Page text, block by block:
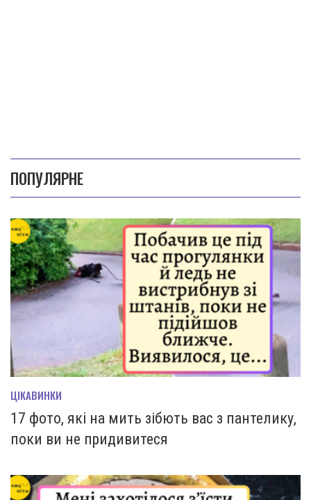
ПОПУЛЯРНЕ
ЦІКАВИНКИ
17 фото, які на мить зiбють вас з пантелику,
поки ви не придивитеся